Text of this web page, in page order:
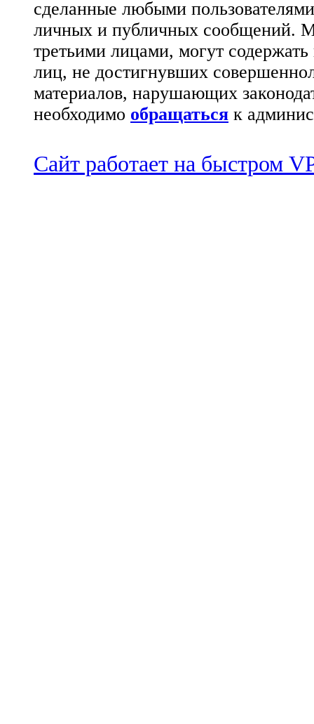
сделанные любыми
личных и публичных сообщений.
третьими лицами, могут
лиц, не достигнувших
материалов, нарушающих
необходимо обращаться к
Сайт работает на быстром